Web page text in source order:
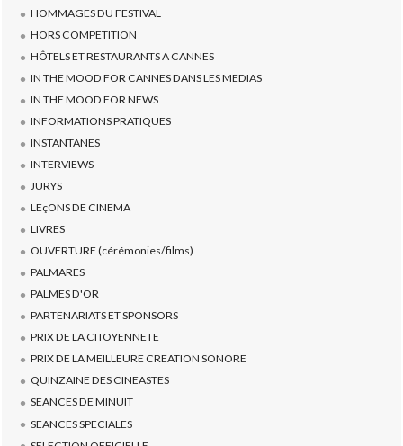
HOMMAGES DU FESTIVAL
HORS COMPETITION
HÔTELS ET RESTAURANTS A CANNES
IN THE MOOD FOR CANNES DANS LES MEDIAS
IN THE MOOD FOR NEWS
INFORMATIONS PRATIQUES
INSTANTANES
INTERVIEWS
JURYS
LEçONS DE CINEMA
LIVRES
OUVERTURE (cérémonies/films)
PALMARES
PALMES D'OR
PARTENARIATS ET SPONSORS
PRIX DE LA CITOYENNETE
PRIX DE LA MEILLEURE CREATION SONORE
QUINZAINE DES CINEASTES
SEANCES DE MINUIT
SEANCES SPECIALES